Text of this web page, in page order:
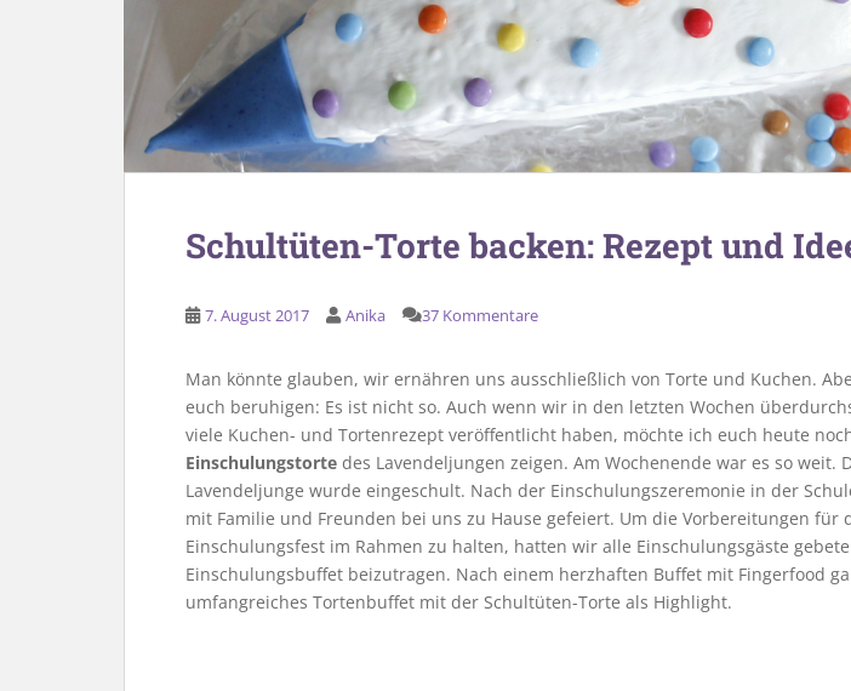
Schultüten-Torte backen: Rezept und
7. August 2017 Anika 37 Kommentare
Man könnte glauben, wir ernähren uns ausschließlich von Torte und Kuchen.
euch beruhigen: Es ist nicht so. Auch wenn wir in den letzten Wochen
viele Kuchen- und Tortenrezept veröffentlicht haben, möchte ich euch heute
Einschulungstorte des Lavendeljungen zeigen. Am Wochenende war es so weit.
Lavendeljunge wurde eingeschult. Nach der Einschulungszeremonie in der
mit Familie und Freunden bei uns zu Hause gefeiert. Um die Vorbereitungen für
Einschulungsfest im Rahmen zu halten, hatten wir alle Einschulungsgäste
Einschulungsbuffet beizutragen. Nach einem herzhaften Buffet mit Fingerfood
umfangreiches Tortenbuffet mit der Schultüten-Torte als Highlight.